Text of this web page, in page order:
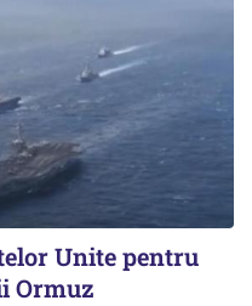
Unite pentru
Ormuz